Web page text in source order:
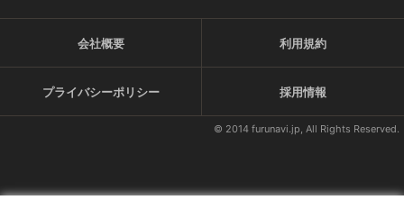
会社概要 利用規約
プライバシーポリシー 採用情報
© 2014 furunavi.jp, All Rights Reserved.